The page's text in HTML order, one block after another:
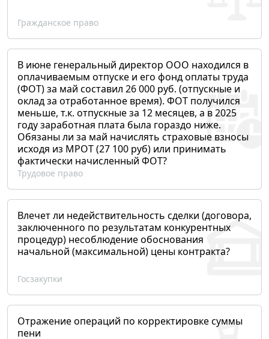
Гражданское право
В июне генеральный директор ООО находился в
оплачиваемым отпуске и его фонд оплаты труда
(ФОТ) за май составил 26 000 руб. (отпускные и
оклад за отработанное время). ФОТ получился
меньше, т.к. отпускные за 12 месяцев, а в 2025
году заработная плата была гораздо ниже.
Обязаны ли за май начислять страховые взносы
исходя из МРОТ (27 100 руб) или принимать
фактически начисленный ФОТ?
Трудовое право
Влечет ли недействительность сделки (договора,
заключенного по результатам конкурентных
процедур) несоблюдение обоснования
начальной (максимальной) цены контракта?
Госзакупки
Отражение операций по корректировке суммы
пени